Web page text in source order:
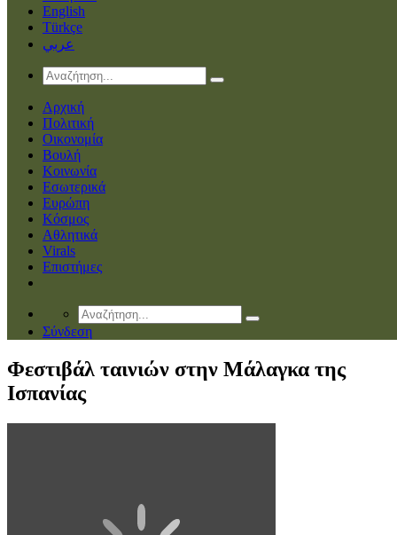
English
Türkçe
عربي
Αρχική
Πολιτική
Οικονομία
Βουλή
Κοινωνία
Εσωτερικά
Ευρώπη
Κόσμος
Αθλητικά
Virals
Επιστήμες
Σύνδεση
Φεστιβάλ ταινιών στην Μάλαγκα της
Ισπανίας